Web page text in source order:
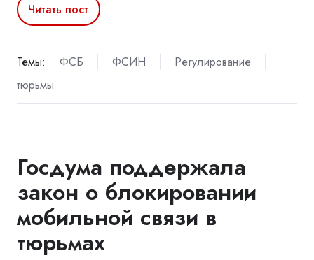
Читать пост
Темы: ФСБ ФСИН
Регулирование
тюрьмы
Госдума поддержала
закон о блокировании
мобильной связи в
тюрьмах